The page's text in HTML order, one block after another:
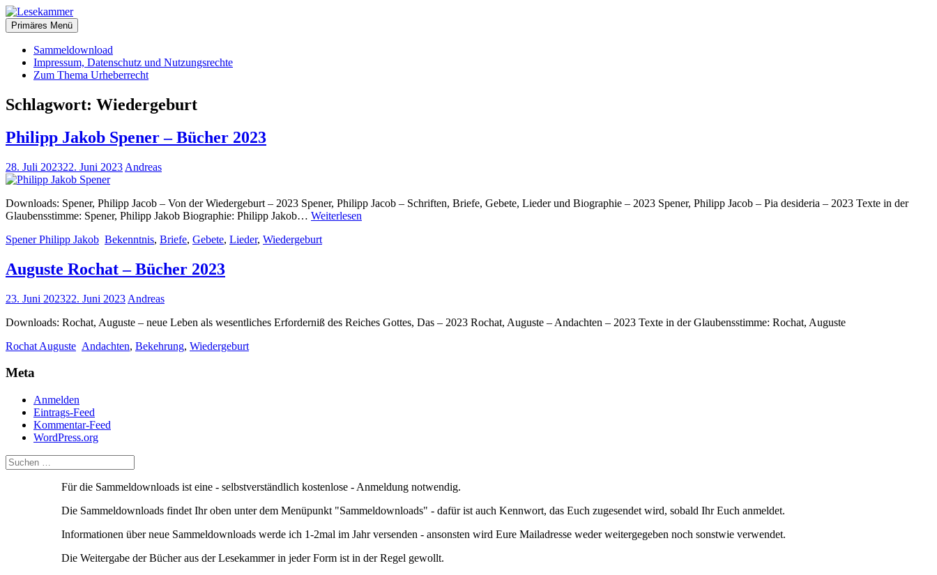
Zum
Inhalt
springen
Lesekammer
christliche Bücher zum kostenlosen Download
Primäres Menü
Sammeldownload
Impressum, Datenschutz und Nutzungsrechte
Zum Thema Urheberrecht
Schlagwort: Wiedergeburt
Philipp Jakob Spener – Bücher 2023
28. Juli 202322. Juni 2023 Andreas
Downloads: Spener, Philipp Jacob – Von der Wiedergeburt – 2023 Spener, Philipp Jacob – Schriften, Briefe, Gebete, Lieder und Biographie – 2023 Spener, Philipp Jacob – Pia desideria – 2023 Texte in der
Glaubensstimme: Spener, Philipp Jakob Biographie: Philipp Jakob… Weiterlesen
Spener Philipp Jakob Bekenntnis, Briefe, Gebete, Lieder, Wiedergeburt
Auguste Rochat – Bücher 2023
23. Juni 202322. Juni 2023 Andreas
Downloads: Rochat, Auguste – neue Leben als wesentliches Erforderniß des Reiches Gottes, Das – 2023 Rochat, Auguste – Andachten – 2023 Texte in der Glaubensstimme: Rochat, Auguste
Rochat Auguste Andachten, Bekehrung, Wiedergeburt
Meta
Anmelden
Eintrags-Feed
Kommentar-Feed
WordPress.org
Für die Sammeldownloads ist eine - selbstverständlich kostenlose - Anmeldung notwendig.
Die Sammeldownloads findet Ihr oben unter dem Menüpunkt "Sammeldownloads" - dafür ist auch Kennwort, das Euch zugesendet wird, sobald Ihr Euch anmeldet.
Informationen über neue Sammeldownloads werde ich 1-2mal im Jahr versenden - ansonsten wird Eure Mailadresse weder weitergegeben noch sonstwie verwendet.
Die Weitergabe der Bücher aus der Lesekammer in jeder Form ist in der Regel gewollt.